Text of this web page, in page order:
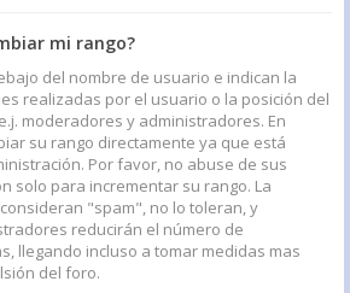
mi rango?
del nombre de usuario e indican la
realizadas por el usuario o la posición del
moderadores y administradores. En
su rango directamente ya que está
Por favor, no abuse de sus
solo para incrementar su rango. La
"spam", no lo toleran, y
reducirán el número de
llegando incluso a tomar medidas mas
del foro.